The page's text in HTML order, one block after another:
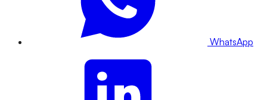
WhatsApp